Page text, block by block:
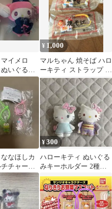
イメロ
いぐるみ
¥ 1,000
マルちゃん 焼そば ハロ
ーキティ ストラップ 2
個セット
なほしカ
チャー
ト
¥300
ハローキティ ぬいぐる
みキーホルダー 2種セ
ット ハッピーセット